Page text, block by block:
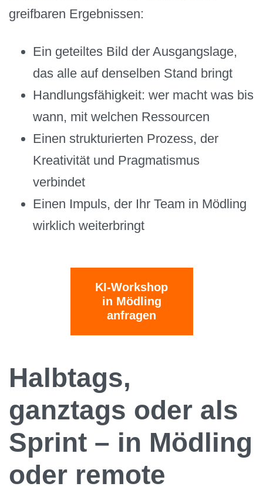
greifbaren Ergebnissen:
Ein geteiltes Bild der Ausgangslage,
das alle auf denselben Stand bringt
Handlungsfähigkeit: wer macht was bis
wann, mit welchen Ressourcen
Einen strukturierten Prozess, der
Kreativität und Pragmatismus
verbindet
Einen Impuls, der Ihr Team in Mödling
wirklich weiterbringt
KI-Workshop
in Mödling
anfragen
Halbtags,
ganztags oder als
Sprint – in Mödling
oder remote